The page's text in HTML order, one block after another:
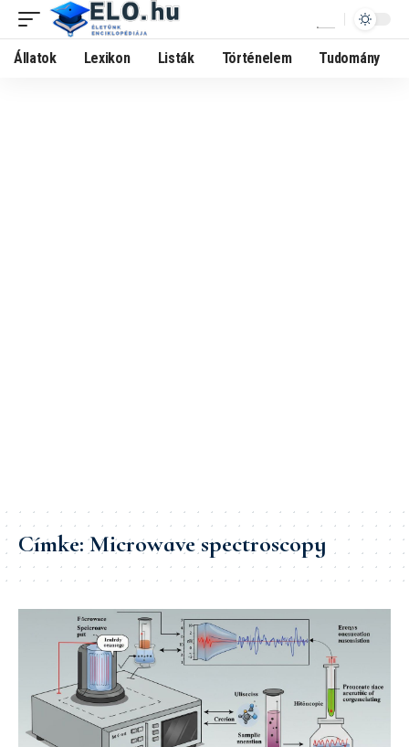
Állatok Lexikon Listák Történelem Tudomány
Címke:Microwave spectroscopy